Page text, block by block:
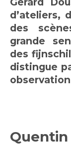
d’ateliers,
des
grande
des
distingue
Quentin